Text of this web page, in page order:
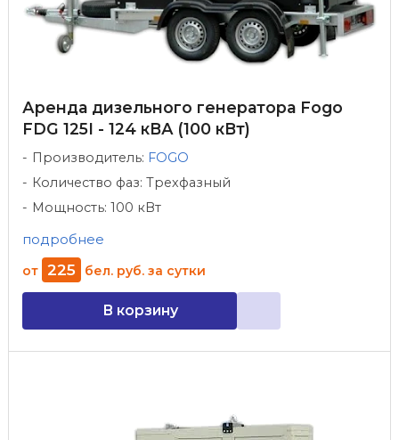
Аренда дизельного генератора Fogo
FDG 125I - 124 кВА (100 кВт)
Производитель: FOGO
Количество фаз: Трехфазный
Мощность: 100 кВт
подробнее
от 225 бел. руб. за сутки
В корзину